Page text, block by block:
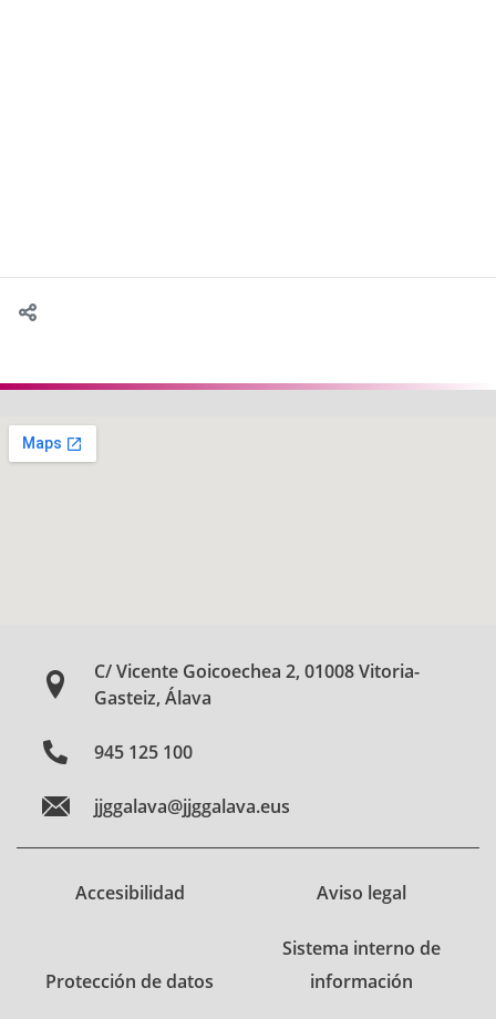
C/ Vicente Goicoechea 2, 01008 Vitoria-
Gasteiz, Álava
945 125 100
jjggalava@jjggalava.eus
Accesibilidad Aviso legal
Protección de datos
Sistema interno de
información